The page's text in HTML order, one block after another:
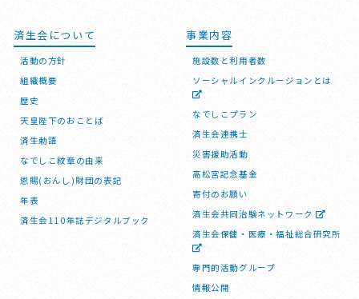
済生会について
活動の方針
組織概要
歴史
天皇陛下のおことば
済生勅語
なでしこ紋章の由来
恩賜(おんし)財団の表記
年表
済生会110年誌デジタルブック
事業内容
施設数と利用者数
ソーシャルインクルージョンとは
なでしこプラン
済生会連携士
災害援助活動
高松宮記念基金
寄付のお願い
済生会共同治験ネットワーク
済生会保健・医療・福祉総合研究所
専門的活動グループ
情報公開